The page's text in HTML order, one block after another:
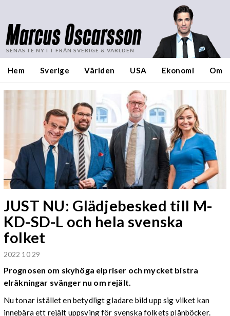
Marcus Oscarsson
SENASTE NYTT FRÅN SVERIGE & VÄRLDEN
Hem Sverige Världen USA Ekonomi Om
JUST NU: Glädjebesked till M-
KD-SD-L och hela svenska
folket
2022 10 29
Prognosen om skyhöga elpriser och mycket bistra
elräkningar svänger nu om rejält.
Nu tonar istället en betydligt gladare bild upp sig vilket kan
innebära ett rejält uppsving för svenska folkets plånböcker.